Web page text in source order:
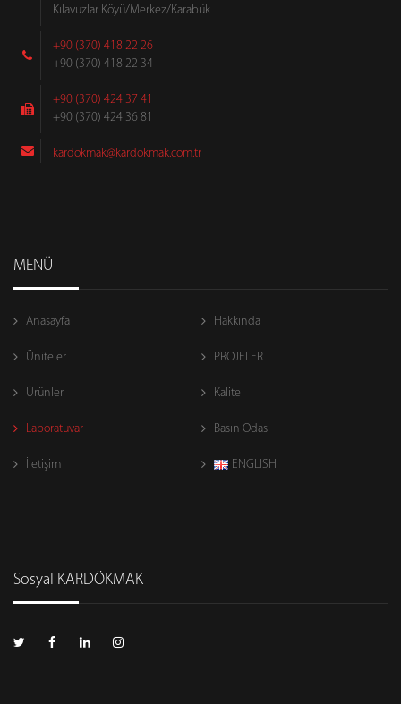
Kılavuzlar Köyü/Merkez/Karabük
+90 (370) 418 22 26
+90 (370) 418 22 34
+90 (370) 424 37 41
+90 (370) 424 36 81
kardokmak@kardokmak.com.tr
MENÜ
Anasayfa Hakkında
Üniteler PROJELER
Ürünler Kalite
Laboratuvar Basın Odası
İletişim ENGLISH
Sosyal KARDÖKMAK